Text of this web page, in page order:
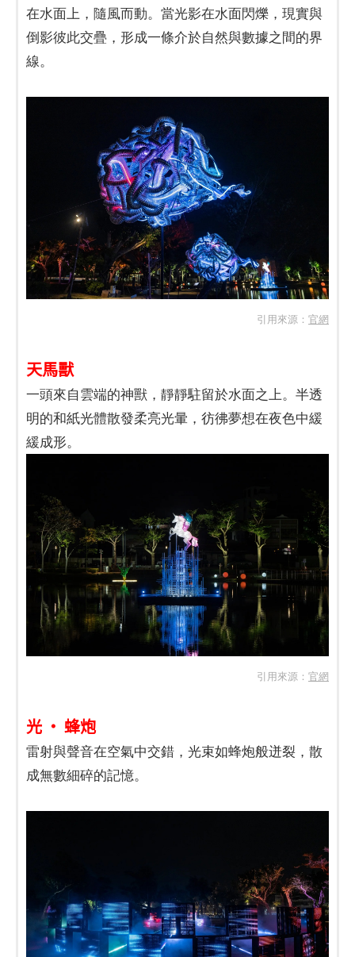
在水面上，隨風而動。當光影在水面閃爍，現實與
倒影彼此交疊，形成一條介於自然與數據之間的界
線。
引用來源： 官網
天馬獸
一頭來自雲端的神獸，靜靜駐留於水面之上。半透
明的和紙光體散發柔亮光暈，彷彿夢想在夜色中緩
緩成形。
引用來源： 官網
光 ‧ 蜂炮
雷射與聲音在空氣中交錯，光束如蜂炮般迸裂，散
成無數細碎的記憶。